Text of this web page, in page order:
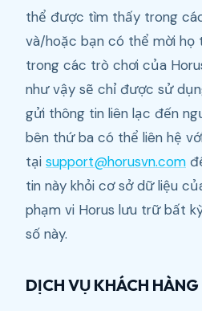
thể được tìm thấy trong
và/hoặc bạn có thể mời họ
trong các trò chơi của
như vậy sẽ chỉ được sử
gửi thông tin liên lạc đến
bên thứ ba có thể liên hệ
tại support@horusvn.com
tin này khỏi cơ sở dữ liệu
phạm vi Horus lưu trữ bất
số này.
DỊCH VỤ KHÁCH HÀNG